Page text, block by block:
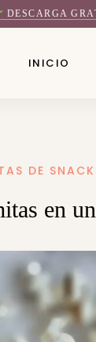
DESCARGA
INICIO
DE
en